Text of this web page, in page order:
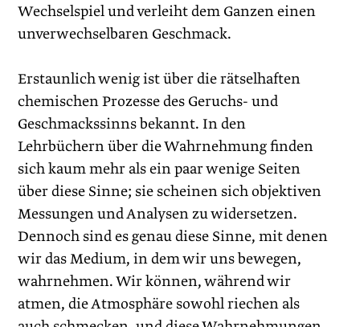
Wechselspiel und verleiht dem Ganzen einen
unverwechselbaren Geschmack.
Erstaunlich wenig ist über die rätselhaften
chemischen Prozesse des Geruchs- und
Geschmackssinns bekannt. In den
Lehrbüchern über die Wahrnehmung finden
sich kaum mehr als ein paar wenige Seiten
über diese Sinne; sie scheinen sich objektiven
Messungen und Analysen zu widersetzen.
Dennoch sind es genau diese Sinne, mit denen
wir das Medium, in dem wir uns bewegen,
wahrnehmen. Wir können, während wir
atmen, die Atmosphäre sowohl riechen als